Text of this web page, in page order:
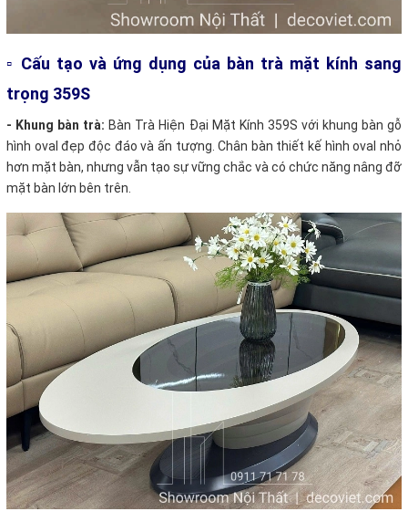
▫ Cấu tạo và ứng dụng của bàn trà mặt kính sang
trọng 359S
- Khung bàn trà: Bàn Trà Hiện Đại Mặt Kính 359S với khung bàn gỗ
hình oval đẹp độc đáo và ấn tượng. Chân bàn thiết kế hình oval nhỏ
hơn mặt bàn, nhưng vẫn tạo sự vững chắc và có chức năng nâng đỡ
mặt bàn lớn bên trên.